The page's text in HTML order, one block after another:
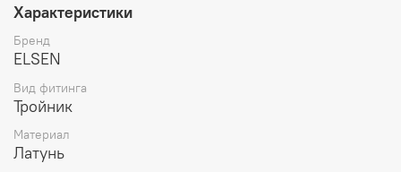
и основываются на последних доступных сведениях от
производителя. Производитель оставляет за собой
право в любой момент без обязательного извещения
характеристики, не ухудшающие потребительских
свойств товара.
Характеристики
Бренд
ELSEN
Вид фитинга
Тройник
Материал
Латунь